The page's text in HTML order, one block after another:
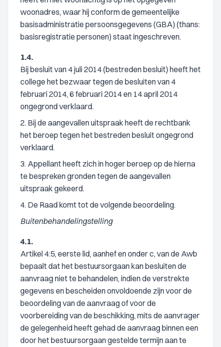
woonadres, waar hij conform de gemeentelijke
basisadministratie persoonsgegevens (GBA) (thans:
basisregistratie personen) staat ingeschreven.
1.4.
Bij besluit van 4 juli 2014 (bestreden besluit) heeft het
college het bezwaar tegen de besluiten van 4
februari 2014, 6 februari 2014 en 14 april 2014
ongegrond verklaard.
2. Bij de aangevallen uitspraak heeft de rechtbank
het beroep tegen het bestreden besluit ongegrond
verklaard.
3. Appellant heeft zich in hoger beroep op de hierna
te bespreken gronden tegen de aangevallen
uitspraak gekeerd.
4. De Raad komt tot de volgende beoordeling.
Buitenbehandelingstelling
4.1.
Artikel 4:5, eerste lid, aanhef en onder c, van de Awb
bepaalt dat het bestuursorgaan kan besluiten de
aanvraag niet te behandelen, indien de verstrekte
gegevens en bescheiden onvoldoende zijn voor de
beoordeling van de aanvraag of voor de
voorbereiding van de beschikking, mits de aanvrager
de gelegenheid heeft gehad de aanvraag binnen een
door het bestuursorgaan gestelde termijn aan te